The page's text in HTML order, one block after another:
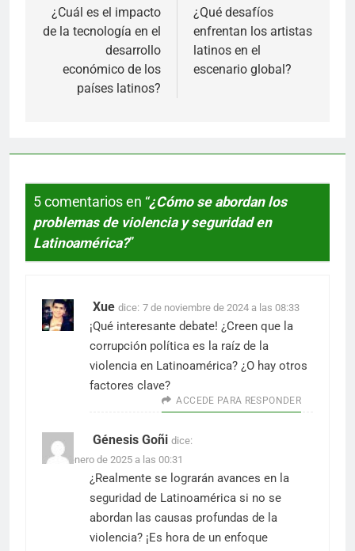
de
entradas
¿Cuál es el impacto
de la tecnología en el
desarrollo
económico de los
países latinos?
¿Qué desafíos
enfrentan los artistas
latinos en el
escenario global?
5 comentarios en “¿Cómo se abordan los
problemas de violencia y seguridad en
Latinoamérica?”
Xue dice: 7 de noviembre de 2024 a las 08:33
¡Qué interesante debate! ¿Creen que la
corrupción política es la raíz de la
violencia en Latinoamérica? ¿O hay otros
factores clave?
ACCEDE PARA RESPONDER
Génesis Goñi dice:
14 de enero de 2025 a las 00:31
¿Realmente se lograrán avances en la
seguridad de Latinoamérica si no se
abordan las causas profundas de la
violencia? ¡Es hora de un enfoque